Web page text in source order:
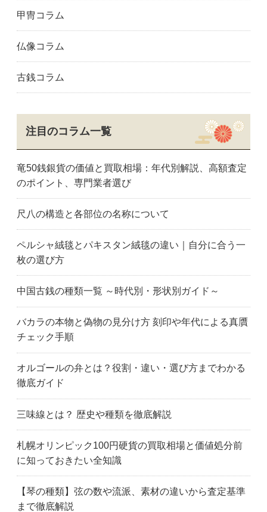
甲冑コラム
仏像コラム
古銭コラム
注目のコラム一覧
竜50銭銀貨の価値と買取相場：年代別解説、高額査定
のポイント、専門業者選び
尺八の構造と各部位の名称について
ペルシャ絨毯とパキスタン絨毯の違い｜自分に合う一
枚の選び方
中国古銭の種類一覧 ～時代別・形状別ガイド～
バカラの本物と偽物の見分け方 刻印や年代による真贋
チェック手順
オルゴールの弁とは？役割・違い・選び方までわかる
徹底ガイド
三味線とは？ 歴史や種類を徹底解説
札幌オリンピック100円硬貨の買取相場と価値処分前
に知っておきたい全知識
【琴の種類】弦の数や流派、素材の違いから査定基準
まで徹底解説